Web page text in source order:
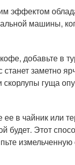
эффектом
машины,
добавьте в
заметно
гуща
ее в чайник или
будет. Этот